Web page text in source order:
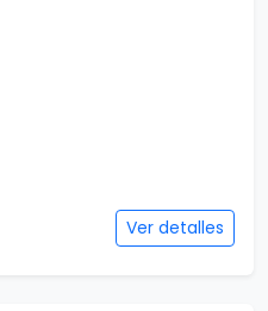
Ver detalles